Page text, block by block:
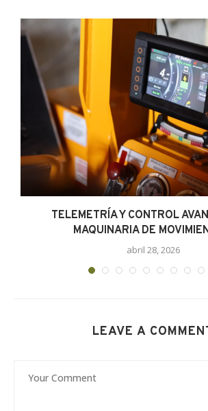
TELEMETRÍA Y CONTROL
MAQUINARIA DE
abril 28, 2026
LEAVE A